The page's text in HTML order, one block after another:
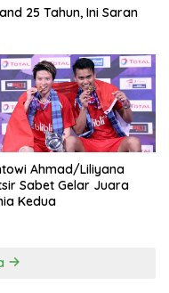
25 Tahun, Ini Saran
Ahmad/Liliyana
Sabet Gelar Juara
Kedua